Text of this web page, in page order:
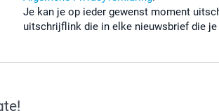
Je kan je op ieder gewenst moment
uitschrijflink die in elke nieuwsbrief die